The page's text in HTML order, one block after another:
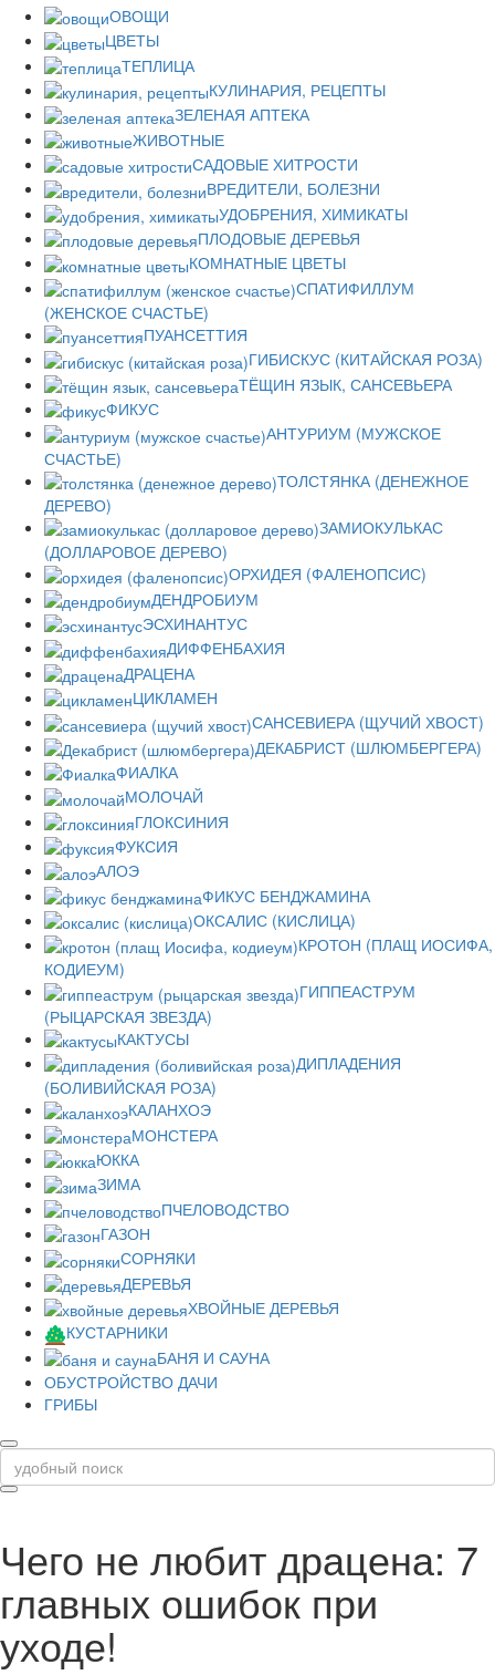
ОВОЩИ
ЦВЕТЫ
ТЕПЛИЦА
КУЛИНАРИЯ, РЕЦЕПТЫ
ЗЕЛЕНАЯ АПТЕКА
ЖИВОТНЫЕ
САДОВЫЕ ХИТРОСТИ
ВРЕДИТЕЛИ, БОЛЕЗНИ
УДОБРЕНИЯ, ХИМИКАТЫ
ПЛОДОВЫЕ ДЕРЕВЬЯ
КОМНАТНЫЕ ЦВЕТЫ
СПАТИФИЛЛУМ
(ЖЕНСКОЕ СЧАСТЬЕ)
ПУАНСЕТТИЯ
ГИБИСКУС (КИТАЙСКАЯ РОЗА)
ТЁЩИН ЯЗЫК, САНСЕВЬЕРА
ФИКУС
АНТУРИУМ (МУЖСКОЕ
СЧАСТЬЕ)
ТОЛСТЯНКА (ДЕНЕЖНОЕ
ДЕРЕВО)
ЗАМИОКУЛЬКАС
(ДОЛЛАРОВОЕ ДЕРЕВО)
ОРХИДЕЯ (ФАЛЕНОПСИС)
ДЕНДРОБИУМ
ЭСХИНАНТУС
ДИФФЕНБАХИЯ
ДРАЦЕНА
ЦИКЛАМЕН
САНСЕВИЕРА (ЩУЧИЙ ХВОСТ)
ДЕКАБРИСТ (ШЛЮМБЕРГЕРА)
ФИАЛКА
МОЛОЧАЙ
ГЛОКСИНИЯ
ФУКСИЯ
АЛОЭ
ФИКУС БЕНДЖАМИНА
ОКСАЛИС (КИСЛИЦА)
КРОТОН (ПЛАЩ ИОСИФА,
КОДИЕУМ)
ГИППЕАСТРУМ
(РЫЦАРСКАЯ ЗВЕЗДА)
КАКТУСЫ
ДИПЛАДЕНИЯ
(БОЛИВИЙСКАЯ РОЗА)
КАЛАНХОЭ
МОНСТЕРА
ЮККА
ЗИМА
ПЧЕЛОВОДСТВО
ГАЗОН
СОРНЯКИ
ДЕРЕВЬЯ
ХВОЙНЫЕ ДЕРЕВЬЯ
КУСТАРНИКИ
БАНЯ И САУНА
ОБУСТРОЙСТВО ДАЧИ
ГРИБЫ
Чего не любит драцена: 7
главных ошибок при
уходе!